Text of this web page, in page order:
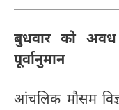
बुधवार को
पूर्वानुमान
आंचलिक मौसम